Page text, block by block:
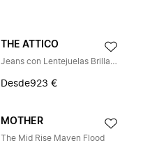
THE ATTICO
Jeans con Lentejuelas Brillantes
Desde923 €
MOTHER
The Mid Rise Maven Flood